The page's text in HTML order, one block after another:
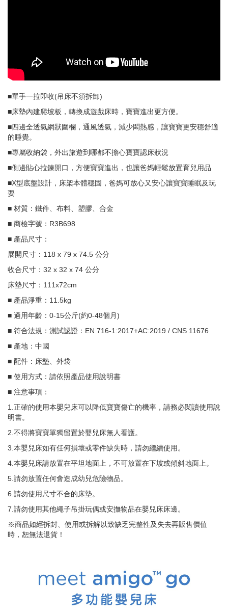
■單手一拉即收(吊床不須拆卸)
■床墊內建爬坡板，轉換成遊戲床時，寶寶進出更方便。
■四邊全透氣網狀圍欄，通風透氣，減少悶熱感，讓寶寶更安穩舒適
的睡覺。
■專屬收納袋，外出旅遊到哪都不擔心寶寶認床狀況
■側邊貼心拉鍊開口，方便寶寶進出，也讓爸媽輕鬆放置育兒用品
■X型底盤設計，床架本體穩固，爸媽可放心又安心讓寶寶睡眠及玩
耍
■ 材質：鐵件、布料、塑膠、合金
■ 商檢字號：R3B698
■ 產品尺寸：
展開尺寸：118 x 79 x 74.5 公分
收合尺寸：32 x 32 x 74 公分
床墊尺寸：111x72cm
■ 產品淨重：11.5kg
■ 適用年齡：0-15公斤(約0-48個月)
■ 符合法規：測試認證：EN 716-1:2017+AC:2019 / CNS 11676
■ 產地：中國
■ 配件：床墊、外袋
■ 使用方式：請依照產品使用說明書
■ 注意事項：
1.正確的使用本嬰兒床可以降低寶寶傷亡的機率，請務必閱讀使用說
明書。
2.不得將寶寶單獨留置於嬰兒床無人看護。
3.本嬰兒床如有任何損壞或零件缺失時，請勿繼續使用。
4.本嬰兒床請放置在平坦地面上，不可放置在下坡或傾斜地面上。
5.請勿放置任何會造成幼兒危險物品。
6.請勿使用尺寸不合的床墊。
7.請勿使用其他繩子吊掛玩偶或安撫物品在嬰兒床床邊。
※商品如經拆封、使用或拆解以致缺乏完整性及失去再販售價值
時，恕無法退貨！